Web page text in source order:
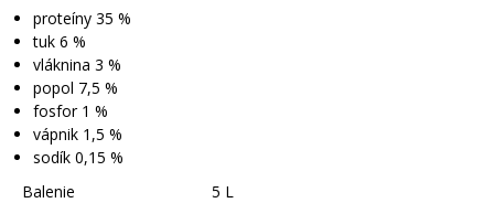
proteíny 35 %
tuk 6 %
vláknina 3 %
popol 7,5 %
fosfor 1 %
vápnik 1,5 %
sodík 0,15 %
Balenie
5 L